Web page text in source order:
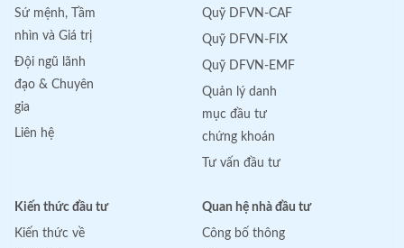
Sứ mệnh, Tầm
nhìn và Giá trị
Đội ngũ lãnh
đạo & Chuyên
gia
Liên hệ
Quỹ DFVN-CAF
Quỹ DFVN-FIX
Quỹ DFVN-EMF
Quản lý danh
mục đầu tư
chứng khoán
Tư vấn đầu tư
Kiến thức đầu tư
Kiến thức về
Quan hệ nhà đầu tư
Công bố thông